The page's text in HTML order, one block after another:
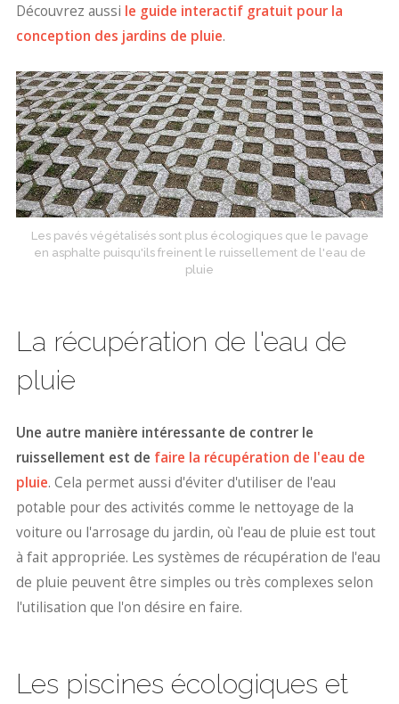
Découvrez aussi le guide interactif gratuit pour la
conception des jardins de pluie.
Les pavés végétalisés sont plus écologiques que le pavage
en asphalte puisqu'ils freinent le ruissellement de l'eau de
pluie
La récupération de l'eau de
pluie
Une autre manière intéressante de contrer le
ruissellement est de faire la récupération de l'eau de
pluie. Cela permet aussi d'éviter d'utiliser de l'eau
potable pour des activités comme le nettoyage de la
voiture ou l'arrosage du jardin, où l'eau de pluie est tout
à fait appropriée. Les systèmes de récupération de l'eau
de pluie peuvent être simples ou très complexes selon
l'utilisation que l'on désire en faire.
Les piscines écologiques et